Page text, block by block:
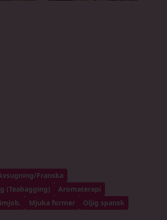
Franska
(Teabagging)
Aromaterapi
Mjuka former Oljig spansk